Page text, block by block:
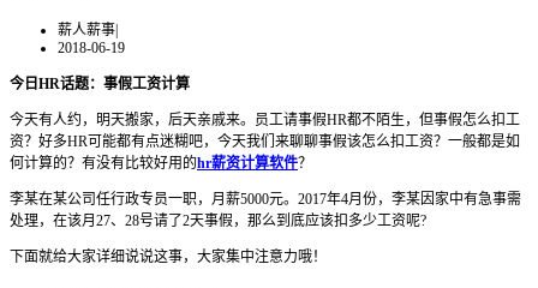
薪人薪事|
2018-06-19
今日HR话题：事假工资计算
今天有人约，明天搬家，后天亲戚来。员工请事假HR都不陌生，但事假怎么扣工
资？好多HR可能都有点迷糊吧，今天我们来聊聊事假该怎么扣工资？一般都是如
何计算的？有没有比较好用的hr薪资计算软件？
李某在某公司任行政专员一职，月薪5000元。2017年4月份，李某因家中有急事需
处理，在该月27、28号请了2天事假，那么到底应该扣多少工资呢?
下面就给大家详细说说这事，大家集中注意力哦！